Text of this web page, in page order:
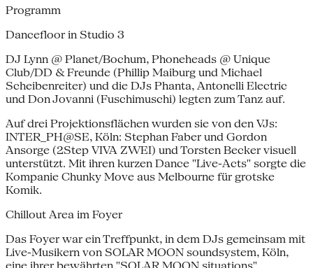
Programm
Dancefloor in Studio 3
DJ Lynn @ Planet/Bochum, Phoneheads @ Unique
Club/DD & Freunde (Phillip Maiburg und Michael
Scheibenreiter) und die DJs Phanta, Antonelli Electric
und Don Jovanni (Fuschimuschi) legten zum Tanz auf.
Auf drei Projektionsflächen wurden sie von den VJs:
INTER_PH@SE, Köln: Stephan Faber und Gordon
Ansorge (2Step VIVA ZWEI) und Torsten Becker visuell
unterstützt. Mit ihren kurzen Dance "Live-Acts" sorgte die
Kompanie Chunky Move aus Melbourne für grotske
Komik.
Chillout Area im Foyer
Das Foyer war ein Treffpunkt, in dem DJs gemeinsam mit
Live-Musikern von SOLAR MOON soundsystem, Köln,